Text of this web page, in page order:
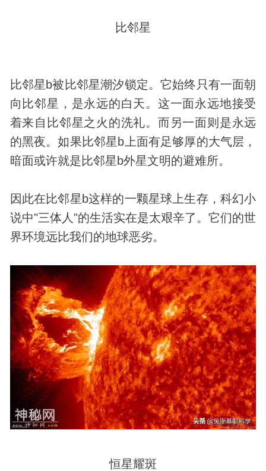
比邻星
比邻星b被比邻星潮汐锁定。它始终只有一面朝
向比邻星，是永远的白天。这一面永远地接受
着来自比邻星之火的洗礼。而另一面则是永远
的黑夜。如果比邻星b上面有足够厚的大气层，
暗面或许就是比邻星b外星文明的避难所。
因此在比邻星b这样的一颗星球上生存，科幻小
说中"三体人"的生活实在是太艰辛了。它们的世
界环境远比我们的地球恶劣。
恒星耀斑